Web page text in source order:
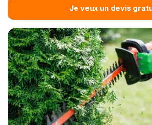
Je veux un devis